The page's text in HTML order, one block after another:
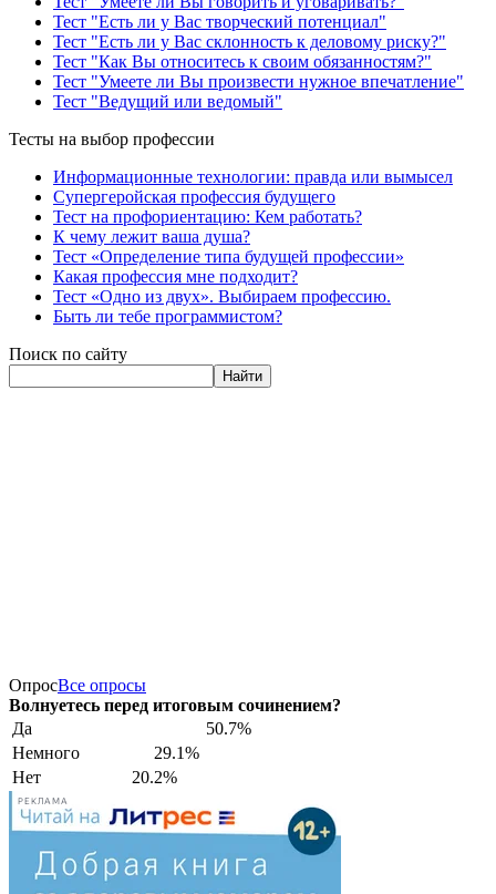
Тест "Есть ли у Вас творческий потенциал"
Тест "Есть ли у Вас склонность к деловому риску?"
Тест "Как Вы относитесь к своим обязанностям?"
Тест "Умеете ли Вы произвести нужное впечатление"
Тест "Ведущий или ведомый"
Тесты на выбор профессии
Информационные технологии: правда или вымысел
Супергеройская профессия будущего
Тест на профориентацию: Кем работать?
К чему лежит ваша душа?
Тест «Определение типа будущей профессии»
Какая профессия мне подходит?
Тест «Одно из двух». Выбираем профессию.
Быть ли тебе программистом?
Поиск по сайту
Найти
ОпросВсе опросы
Волнуетесь перед итоговым сочинением?
Да
50.7%
Немного
29.1%
Нет
20.2%
РЕКЛАМА